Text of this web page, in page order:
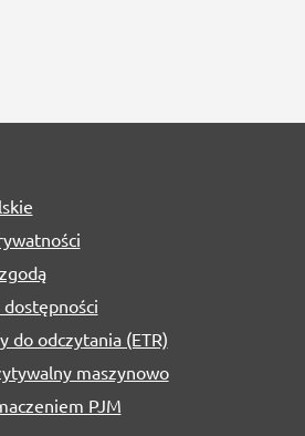
dostępności
do odczytania (ETR)
maszynowo
PJM